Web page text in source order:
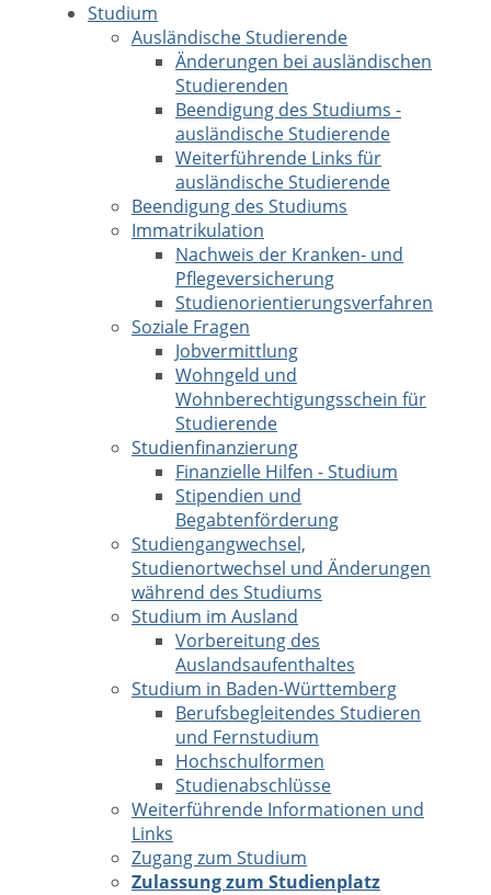
Studium
Ausländische Studierende
Änderungen bei ausländischen
Studierenden
Beendigung des Studiums -
ausländische Studierende
Weiterführende Links für
ausländische Studierende
Beendigung des Studiums
Immatrikulation
Nachweis der Kranken- und
Pflegeversicherung
Studienorientierungsverfahren
Soziale Fragen
Jobvermittlung
Wohngeld und
Wohnberechtigungsschein für
Studierende
Studienfinanzierung
Finanzielle Hilfen - Studium
Stipendien und
Begabtenförderung
Studiengangwechsel,
Studienortwechsel und Änderungen
während des Studiums
Studium im Ausland
Vorbereitung des
Auslandsaufenthaltes
Studium in Baden-Württemberg
Berufsbegleitendes Studieren
und Fernstudium
Hochschulformen
Studienabschlüsse
Weiterführende Informationen und
Links
Zugang zum Studium
Zulassung zum Studienplatz